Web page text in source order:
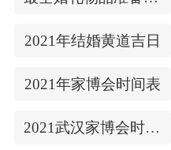
2021年结婚黄道吉日
2021年家博会时间表
2021武汉家博会时间表